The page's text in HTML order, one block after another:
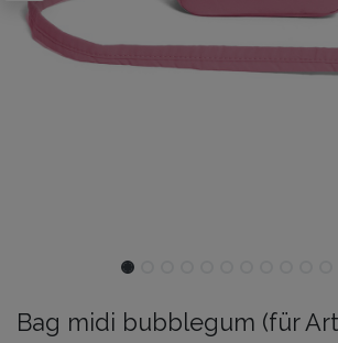
Bag midi bubblegum (für